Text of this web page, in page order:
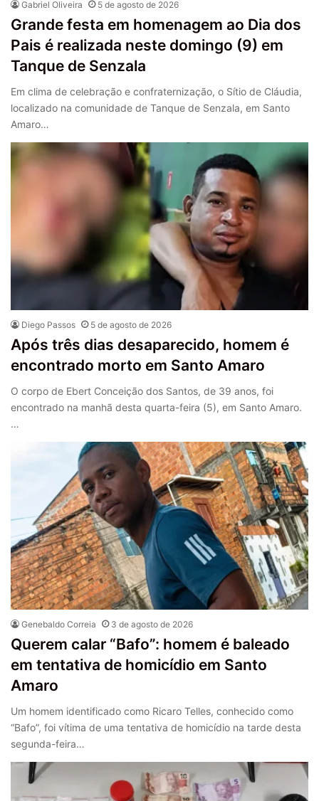
Gabriel Oliveira 5 de agosto de 2026
Grande festa em homenagem ao Dia dos
Pais é realizada neste domingo (9) em
Tanque de Senzala
Em clima de celebração e confraternização, o Sítio de Cláudia,
localizado na comunidade de Tanque de Senzala, em Santo
Amaro…
Diego Passos 5 de agosto de 2026
Após três dias desaparecido, homem é
encontrado morto em Santo Amaro
O corpo de Ebert Conceição dos Santos, de 39 anos, foi
encontrado na manhã desta quarta-feira (5), em Santo Amaro.
…
Genebaldo Correia 3 de agosto de 2026
Querem calar “Bafo”: homem é baleado
em tentativa de homicídio em Santo
Amaro
Um homem identificado como Ricaro Telles, conhecido como
“Bafo”, foi vítima de uma tentativa de homicídio na tarde desta
segunda-feira…